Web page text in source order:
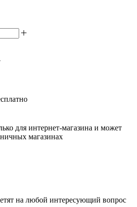
для интернет-магазина и может
магазинах
на любой интересующий вопрос